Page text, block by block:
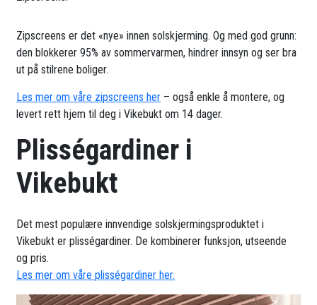
Zipscreens er det «nye» innen solskjerming. Og med god grunn:
den blokkerer 95% av sommervarmen, hindrer innsyn og ser bra
ut på stilrene boliger.
Les mer om våre zipscreens her – også enkle å montere, og
levert rett hjem til deg i Vikebukt om 14 dager.
Plisségardiner i
Vikebukt
Det mest populære innvendige solskjermingsproduktet i
Vikebukt er plisségardiner. De kombinerer funksjon, utseende
og pris.
Les mer om våre plisségardiner her.